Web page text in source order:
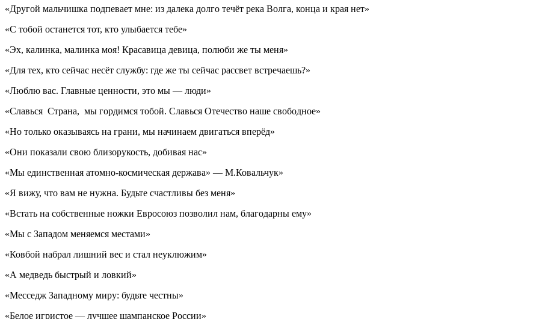
«Другой мальчишка подпевает мне: из далека долго течёт река Волга, конца и края нет»
«С тобой останется тот, кто улыбается тебе»
«Эх, калинка, малинка моя! Красавица девица, полюби же ты меня»
«Для тех, кто сейчас несёт службу: где же ты сейчас рассвет встречаешь?»
«Люблю вас. Главные ценности, это мы — люди»
«Славься Страна, мы гордимся тобой. Славься Отечество наше свободное»
«Но только оказываясь на грани, мы начинаем двигаться вперёд»
«Они показали свою близорукость, добивая нас»
«Мы единственная атомно-космическая держава» — М.Ковальчук»
«Я вижу, что вам не нужна. Будьте счастливы без меня»
«Встать на собственные ножки Евросоюз позволил нам, благодарны ему»
«Мы с Западом меняемся местами»
«Ковбой набрал лишний вес и стал неуклюжим»
«А медведь быстрый и ловкий»
«Месседж Западному миру: будьте честны»
«Белое игристое — лучшее шампанское России»